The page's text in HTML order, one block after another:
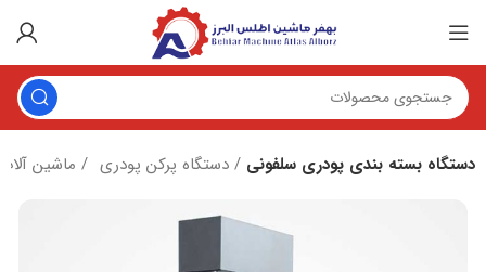
دستگاه پرکن پودری دستگاه بسته بندی پودری سلفونی